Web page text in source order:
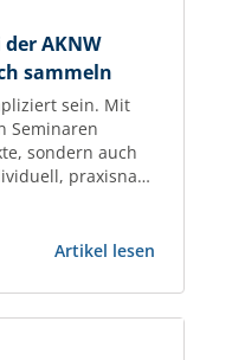
AKNW
sammeln
sein. Mit
Seminaren
sondern auch
praxisnah
Als Architektin
auch für
regelmäßige
Artikel lesen
oder
Chance?